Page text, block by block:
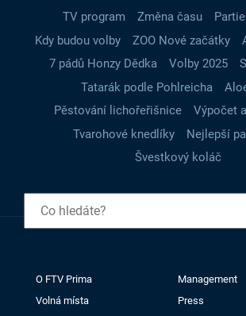
TV program
Změna času Partie
Kdy budou volby
ZOO Nové začátky
7 pádů Honzy Dědka
Volby 2025
Tatarák podle Pohlreicha
Pěstování lichořeřišnice
Výpočet
Tvarohové knedlíky
Nejlepší
Švestkový koláč
O FTV Prima
Management
Volná místa
Press